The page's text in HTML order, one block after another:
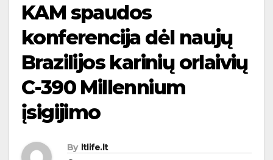
KAM spaudos
konferencija dėl naujų
Brazilijos karinių orlaivių
C-390 Millennium
įsigijimo
By ltlife.lt